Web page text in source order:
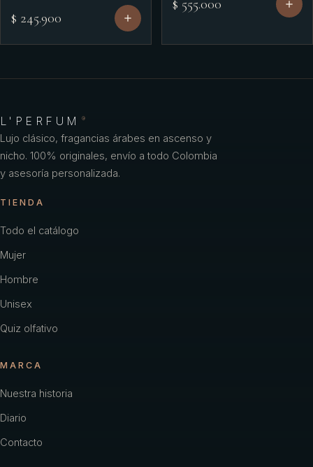
$ 245.900
$ 555.000
L'PERFUM ®
Lujo clásico, fragancias árabes en ascenso y
nicho. 100% originales, envío a todo Colombia
y asesoría personalizada.
TIENDA
Todo el catálogo
Mujer
Hombre
Unisex
Quiz olfativo
MARCA
Nuestra historia
Diario
Contacto